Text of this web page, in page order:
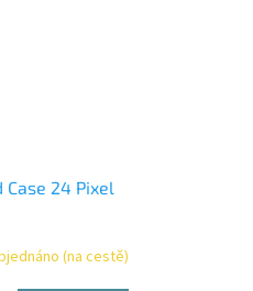
Case 24 Pixel
(na cestě)